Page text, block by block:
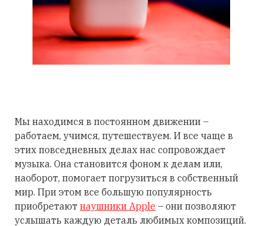
Мы находимся в постоянном движении –
работаем, учимся, путешествуем. И все чаще в
этих повседневных делах нас сопровождает
музыка. Она становится фоном к делам или,
наоборот, помогает погрузиться в собственный
мир. При этом все большую популярность
приобретают наушники Apple – они позволяют
услышать каждую деталь любимых композиций.